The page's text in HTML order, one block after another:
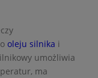
oleju silnika i
umożliwia
ma